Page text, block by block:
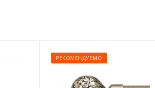
РЕКОМЕНДУЄМО